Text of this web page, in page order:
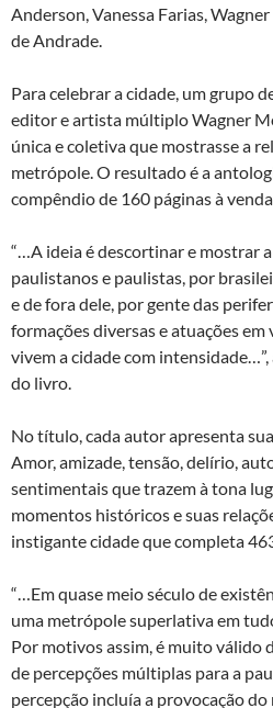
Anderson, Vanessa Farias,
de Andrade.
Para celebrar a cidade, um grupo
editor e artista múltiplo Wagner
única e coletiva que mostrasse a
metrópole. O resultado é a
compêndio de 160 páginas à
“…A ideia é descortinar e mostrar
paulistanos e paulistas, por
e de fora dele, por gente das
formações diversas e atuações
vivem a cidade com
do livro.
No título, cada autor apresenta
Amor, amizade, tensão, delírio,
sentimentais que trazem à tona
momentos históricos e suas
instigante cidade que completa
“…Em quase meio século de
uma metrópole superlativa em
Por motivos assim, é muito válido
de percepções múltiplas para a
percepção incluía a provocação